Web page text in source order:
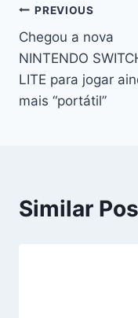
Navegação
de
artigos
PREVIOUS
Chegou a nova
NINTENDO
LITE para jogar
mais “portátil”
Similar